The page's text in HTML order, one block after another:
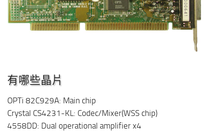
有哪些晶片
OPTi 82C929A: Main chip
Crystal CS4231-KL: Codec/Mixer(WSS chip)
4558DD: Dual operational amplifier x4